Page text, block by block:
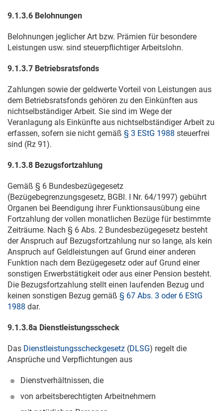
9.1.3.6 Belohnungen
Belohnungen jeglicher Art bzw. Prämien für besondere
Leistungen usw. sind steuerpflichtiger Arbeitslohn.
9.1.3.7 Betriebsratsfonds
Zahlungen sowie der geldwerte Vorteil von Leistungen aus
dem Betriebsratsfonds gehören zu den Einkünften aus
nichtselbständiger Arbeit. Sie sind im Wege der
Veranlagung als Einkünfte aus nichtselbständiger Arbeit zu
erfassen, sofern sie nicht gemäß § 3 EStG 1988 steuerfrei
sind (Rz 91).
9.1.3.8 Bezugsfortzahlung
Gemäß § 6 Bundesbezügegesetz
(Bezügebegrenzungsgesetz, BGBl. I Nr. 64/1997) gebührt
Organen bei Beendigung ihrer Funktionsausübung eine
Fortzahlung der vollen monatlichen Bezüge für bestimmte
Zeiträume. Nach § 6 Abs. 2 Bundesbezügegesetz besteht
der Anspruch auf Bezugsfortzahlung nur so lange, als kein
Anspruch auf Geldleistungen auf Grund einer anderen
Funktion nach dem Bezügegesetz oder auf Grund einer
sonstigen Erwerbstätigkeit oder aus einer Pension besteht.
Die Bezugsfortzahlung stellt einen laufenden Bezug und
keinen sonstigen Bezug gemäß § 67 Abs. 3 oder 6 EStG
1988 dar.
9.1.3.8a Dienstleistungsscheck
Das Dienstleistungsscheckgesetz (DLSG) regelt die
Ansprüche und Verpflichtungen aus
Dienstverhältnissen, die
von arbeitsberechtigten Arbeitnehmern